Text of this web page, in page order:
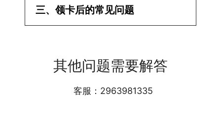
·1.已经操作激活了怎么没有网?还不能使
用呢?
详细套餐，这就说明已激活成功!耗时一
早上才可以进行人工审核;快递激活的基
三、领卡后的常见问题
小哥处参加活动充值，后续充值就是任意
业厅都可以;
其他问题需要解答
客服：2963981335